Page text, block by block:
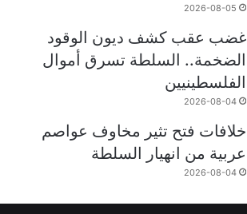
2026-08-05
غضب عقب كشف ديون الوقود
الضخمة.. السلطة تسرق أموال
الفلسطينيين
2026-08-04
خلافات فتح تثير مخاوف عواصم
عربية من انهيار السلطة
2026-08-04